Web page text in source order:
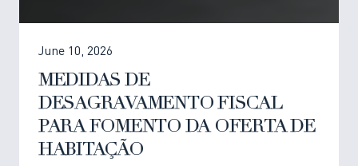
June 10, 2026
MEDIDAS DE
DESAGRAVAMENTO FISCAL
PARA FOMENTO DA OFERTA DE
HABITAÇÃO